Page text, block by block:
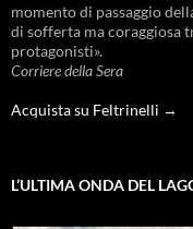
momento di passaggio
di sofferta ma coraggiosa
protagonisti».
Corriere della Sera
Acquista su Feltrinelli →
L’ULTIMA ONDA DEL